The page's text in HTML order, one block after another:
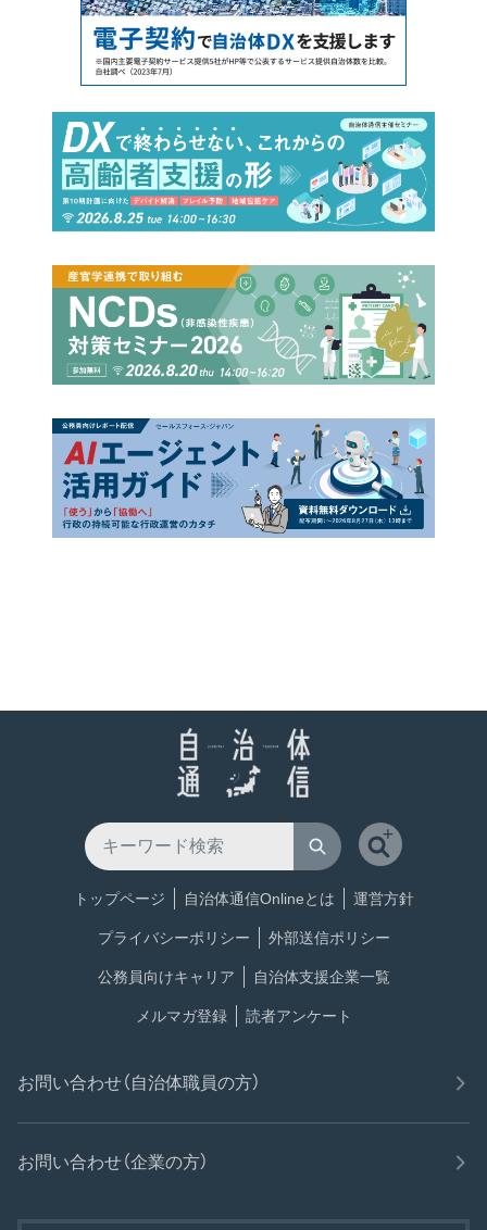
トップページ 自治体通信Onlineとは 運営方針
プライバシーポリシー 外部送信ポリシー
公務員向けキャリア 自治体支援企業一覧
メルマガ登録 読者アンケート
お問い合わせ（自治体職員の方）
お問い合わせ（企業の方）